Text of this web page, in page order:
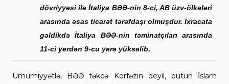
dövriyyəsi ilə İtaliya BƏƏ-nin 8-ci, AB üzv-ölkələri
arasında əsas ticarət tərəfdaşı olmuşdur. İxracata
gəldikdə İtaliya BƏƏ-nin təminatçıları arasında
11-ci yerdən 9-cu yerə yüksəlib.
Ümumiyyətlə, BƏƏ təkcə Körfəzin deyil, bütün İslam